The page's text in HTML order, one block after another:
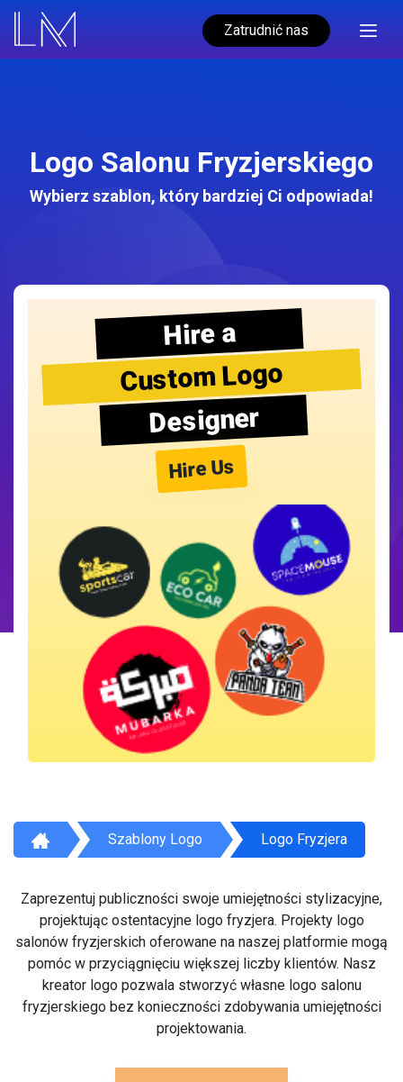
Zatrudnić nas
Logo Salonu Fryzjerskiego
Wybierz szablon, który bardziej Ci odpowiada!
Hire a
Custom Logo
Designer
Hire Us
Szablony Logo Logo Fryzjera
Zaprezentuj publiczności swoje umiejętności stylizacyjne,
projektując ostentacyjne logo fryzjera. Projekty logo
salonów fryzjerskich oferowane na naszej platformie mogą
pomóc w przyciągnięciu większej liczby klientów. Nasz
kreator logo pozwala stworzyć własne logo salonu
fryzjerskiego bez konieczności zdobywania umiejętności
projektowania.